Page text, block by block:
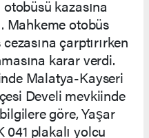
kazasına
Mahkeme otobüs
çarptırırken
karar verdi.
Malatya-Kayseri
Develi mevkiinde
göre, Yaşar
plakalı yolcu